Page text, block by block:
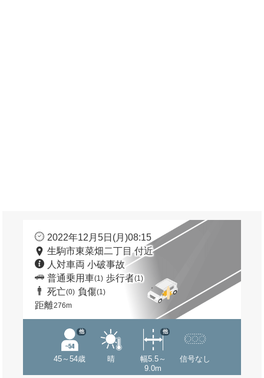
2022年12月5日(月)08:15
生駒市東菜畑二丁目 付近
人対車両 小破事故
普通乗用車(1) 歩行者(1)
死亡(0) 負傷(1)
距離276m
45～54歳
他
晴
幅5.5～
9.0m
他
信号なし